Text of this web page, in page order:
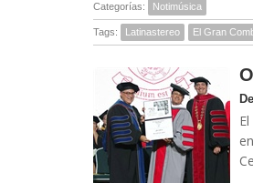
Categorías: Notimúsica
Tags: Latinastereo El Gran